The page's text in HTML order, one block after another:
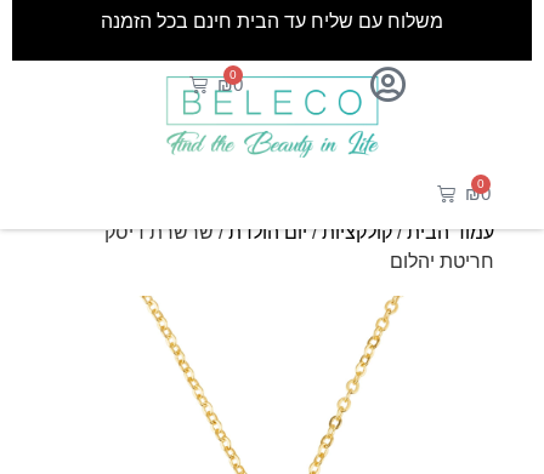
₪0
0
משלוח עם שליח עד הבית חינם בכל הזמנה
₪0
0
עמוד הבית/קולקציות/יום הולדת/ שרשרת דיסק
חריטת יהלום